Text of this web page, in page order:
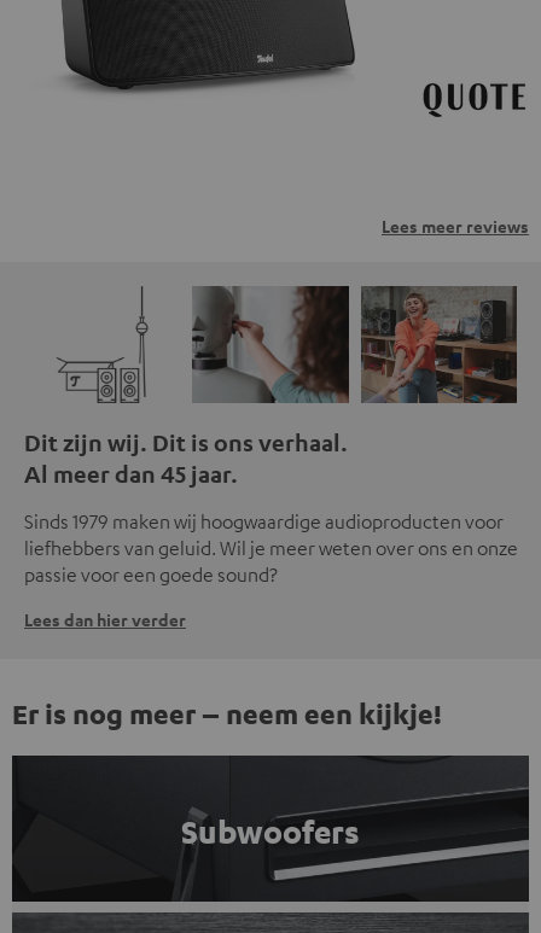
privacybeleid.
Lees meer reviews
Dit zijn wij. Dit is ons verhaal.
Al meer dan 45 jaar.
Sinds 1979 maken wij hoogwaardige audioproducten voor
liefhebbers van geluid. Wil je meer weten over ons en onze
passie voor een goede sound?
Lees dan hier verder
Er is nog meer – neem een kijkje!
Subwoofers